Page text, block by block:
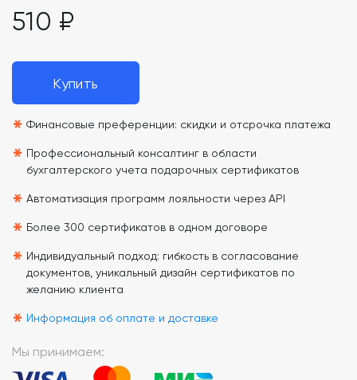
510 ₽
Купить
* Финансовые преференции: скидки и отсрочка платежа
* Профессиональный консалтинг в области
бухгалтерского учета подарочных сертификатов
* Автоматизация программ лояльности через API
* Более 300 сертификатов в одном договоре
* Индивидуальный подход: гибкость в согласование
документов, уникальный дизайн сертификатов по
желанию клиента
* Информация об оплате и доставке
Мы принимаем: